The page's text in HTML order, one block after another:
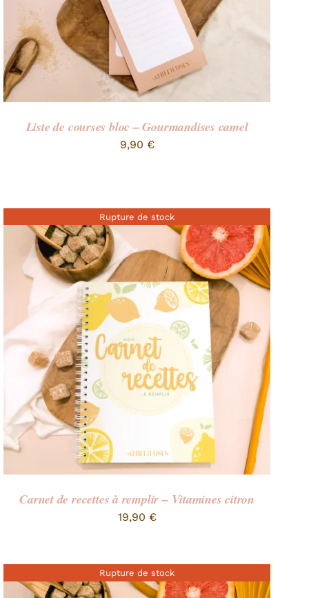
Liste de courses bloc – Gourmandises camel
9,90 €
Rupture de stock
Carnet de recettes à remplir – Vitamines citron
19,90 €
Rupture de stock